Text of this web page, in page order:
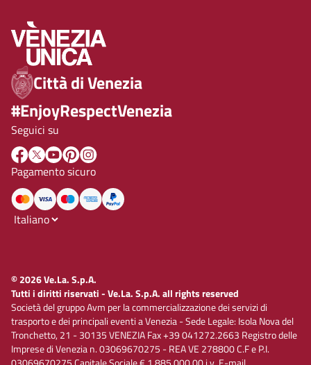
Città di Venezia
#EnjoyRespectVenezia
Seguici su
Pagamento sicuro
© 2026 Ve.La. S.p.A.
Tutti i diritti riservati - Ve.La. S.p.A. all rights reserved
Società del gruppo Avm per la commercializzazione dei servizi di
trasporto e dei principali eventi a Venezia - Sede Legale: Isola Nova del
Tronchetto, 21 - 30135 VENEZIA Fax +39 041272.2663 Registro delle
Imprese di Venezia n. 03069670275 - REA VE 278800 C.F e P.I.